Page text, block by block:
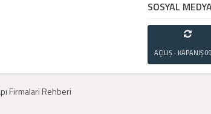
SOSYAL
AÇILIŞ - KAPANIŞ
- 21:00